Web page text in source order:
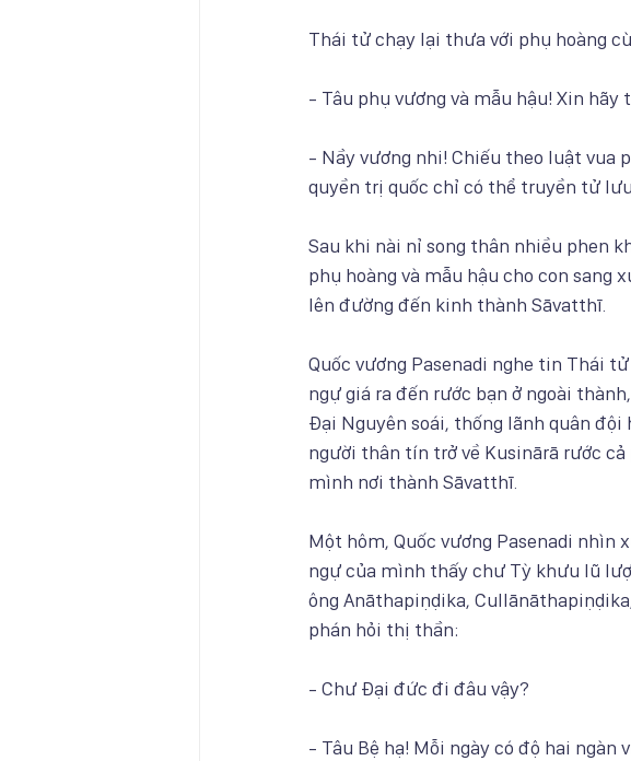
Thái tử chạy lại thưa với phụ hoàng
- Tâu phụ vương và mẫu hậu! Xin
- Nầy vương nhi! Chiếu theo luật vua
quyền trị quốc chỉ có thể truyền tử
Sau khi nài nỉ song thân nhiều phen
phụ hoàng và mẫu hậu cho con sang
lên đường đến kinh thành Sāvatthī.
Quốc vương Pasenadi nghe tin Thái
ngự giá ra đến rước bạn ở ngoài
Đại Nguyên soái, thống lãnh quân
người thân tín trở về Kusinārā rước cả
mình nơi thành Sāvatthī.
Một hôm, Quốc vương Pasenadi nhìn
ngự của mình thấy chư Tỳ khưu lũ
ông Anāthapiṇḍika,
phán hỏi thị thần:
- Chư Đại đức đi đâu vậy?
- Tâu Bệ hạ! Mỗi ngày có độ hai